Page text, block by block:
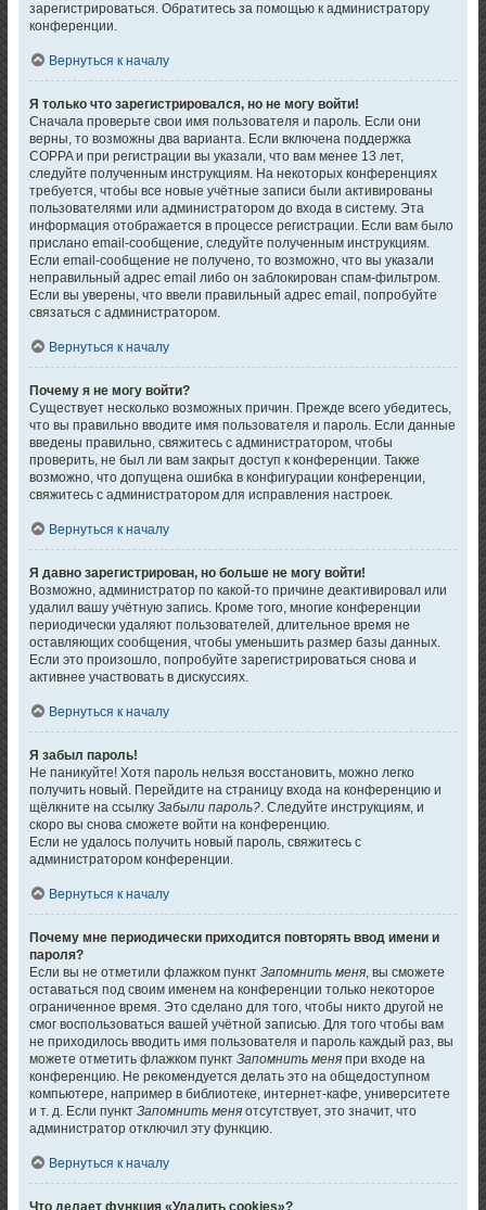
зарегистрироваться. Обратитесь за помощью к администратору
конференции.
Вернуться к началу
Я только что зарегистрировался, но не могу войти!
Сначала проверьте свои имя пользователя и пароль. Если они
верны, то возможны два варианта. Если включена поддержка
COPPA и при регистрации вы указали, что вам менее 13 лет,
следуйте полученным инструкциям. На некоторых конференциях
требуется, чтобы все новые учётные записи были активированы
пользователями или администратором до входа в систему. Эта
информация отображается в процессе регистрации. Если вам было
прислано email-сообщение, следуйте полученным инструкциям.
Если email-сообщение не получено, то возможно, что вы указали
неправильный адрес email либо он заблокирован спам-фильтром.
Если вы уверены, что ввели правильный адрес email, попробуйте
связаться с администратором.
Вернуться к началу
Почему я не могу войти?
Существует несколько возможных причин. Прежде всего убедитесь,
что вы правильно вводите имя пользователя и пароль. Если данные
введены правильно, свяжитесь с администратором, чтобы
проверить, не был ли вам закрыт доступ к конференции. Также
возможно, что допущена ошибка в конфигурации конференции,
свяжитесь с администратором для исправления настроек.
Вернуться к началу
Я давно зарегистрирован, но больше не могу войти!
Возможно, администратор по какой-то причине деактивировал или
удалил вашу учётную запись. Кроме того, многие конференции
периодически удаляют пользователей, длительное время не
оставляющих сообщения, чтобы уменьшить размер базы данных.
Если это произошло, попробуйте зарегистрироваться снова и
активнее участвовать в дискуссиях.
Вернуться к началу
Я забыл пароль!
Не паникуйте! Хотя пароль нельзя восстановить, можно легко
получить новый. Перейдите на страницу входа на конференцию и
щёлкните на ссылкуЗабыли пароль?. Следуйте инструкциям, и
скоро вы снова сможете войти на конференцию.
Если не удалось получить новый пароль, свяжитесь с
администратором конференции.
Вернуться к началу
Почему мне периодически приходится повторять ввод имени и
пароля?
Если вы не отметили флажком пунктЗапомнить меня, вы сможете
оставаться под своим именем на конференции только некоторое
ограниченное время. Это сделано для того, чтобы никто другой не
смог воспользоваться вашей учётной записью. Для того чтобы вам
не приходилось вводить имя пользователя и пароль каждый раз, вы
можете отметить флажком пунктЗапомнить меня при входе на
конференцию. Не рекомендуется делать это на общедоступном
компьютере, например в библиотеке, интернет-кафе, университете
и т. д. Если пунктЗапомнить меня отсутствует, это значит, что
администратор отключил эту функцию.
Вернуться к началу
Что делает функция «Удалить cookies»?